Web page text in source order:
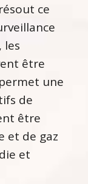
ce
les
être
une
de
être
et de gaz
et